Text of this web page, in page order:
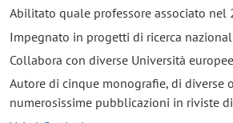
Abilitato quale professore associato nel
Impegnato in progetti di ricerca
Collabora con diverse Università
Autore di cinque monografie, di diverse
numerosissime pubblicazioni in riviste di